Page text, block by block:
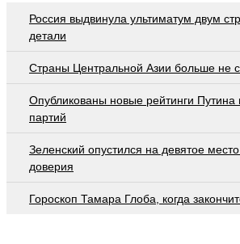
Россия выдвинула ультиматум двум
детали
Страны Центральной Азии больше не
Опубликованы новые рейтинги Путина
партий
Зеленский опустился на девятое
доверия
Гороскоп Тамара Глоба, когда